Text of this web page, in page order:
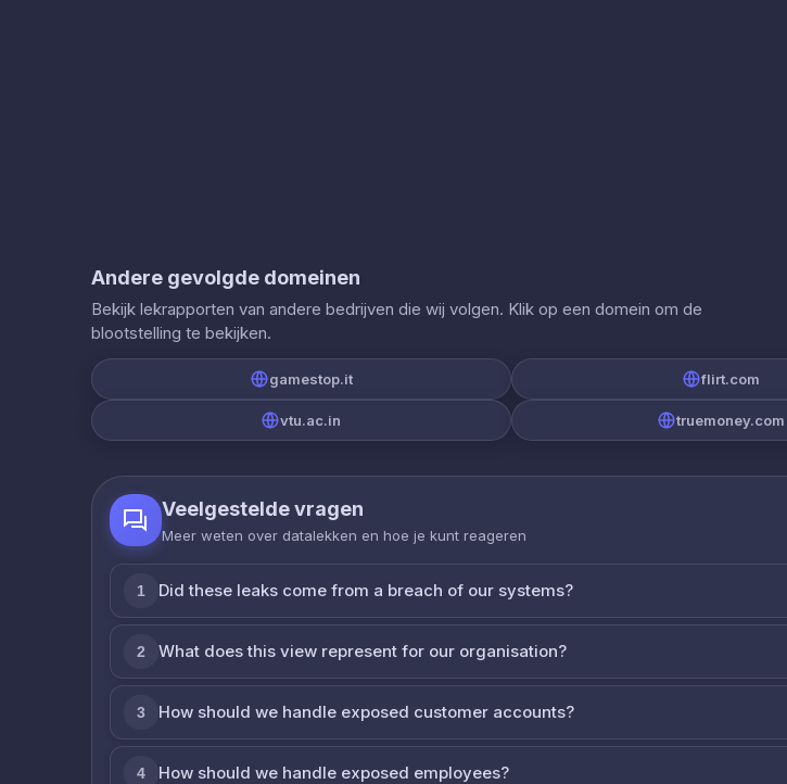
Andere gevolgde domeinen
Bekijk lekrapporten van andere bedrijven die wij volgen. Klik op een domein om de
blootstelling te bekijken.
gamestop.it flirt.com
vtu.ac.in truemoney.com
Veelgestelde vragen
Meer weten over datalekken en hoe je kunt reageren
1 Did these leaks come from a breach of our systems?
2 What does this view represent for our organisation?
3 How should we handle exposed customer accounts?
4 How should we handle exposed employees?